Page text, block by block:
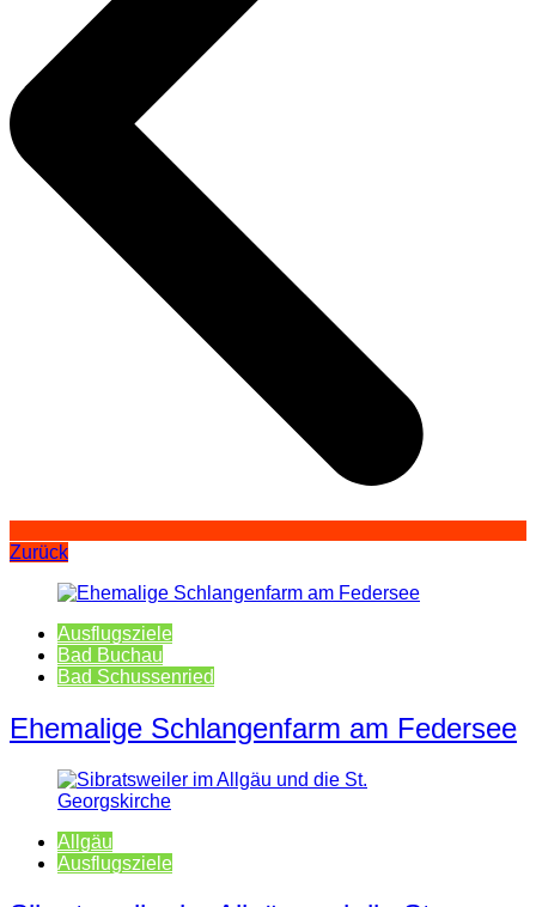
Zurück
Ausflugsziele
Bad Buchau
Bad Schussenried
Ehemalige Schlangenfarm am Federsee
Allgäu
Ausflugsziele